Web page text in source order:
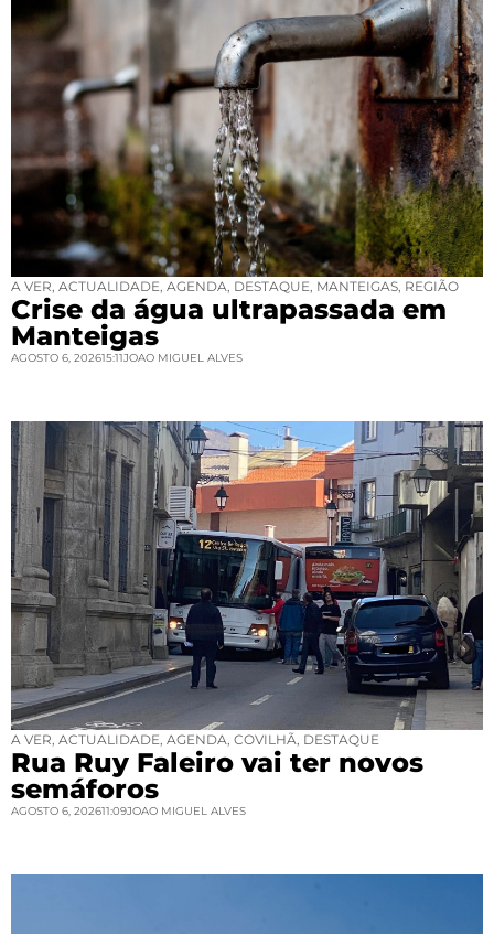
A VER, ACTUALIDADE, AGENDA, DESTAQUE, MANTEIGAS, REGIÃO
Crise da água ultrapassada em
Manteigas
AGOSTO 6, 202615:11JOAO MIGUEL ALVES
A VER, ACTUALIDADE, AGENDA, COVILHÃ, DESTAQUE
Rua Ruy Faleiro vai ter novos
semáforos
AGOSTO 6, 202611:09JOAO MIGUEL ALVES